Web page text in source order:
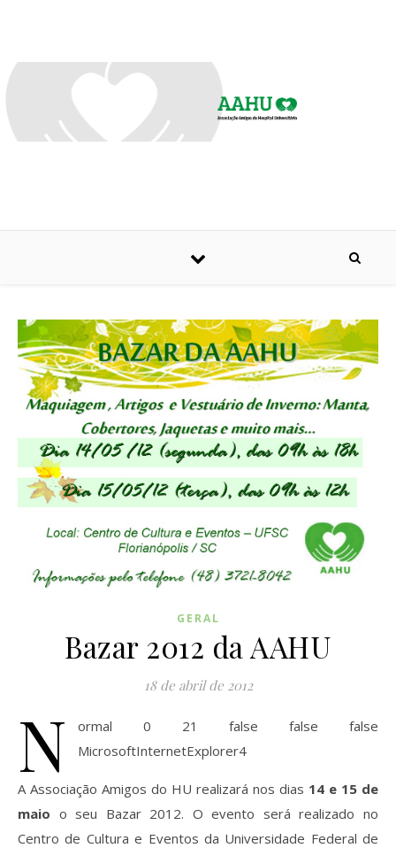
GERAL
Bazar 2012 da AAHU
18 de abril de 2012
N
ormal 0 21 false false false
MicrosoftInternetExplorer4
A Associação Amigos do HU realizará nos dias 14 e 15 de
maio o seu Bazar 2012. O evento será realizado no
Centro de Cultura e Eventos da Universidade Federal de